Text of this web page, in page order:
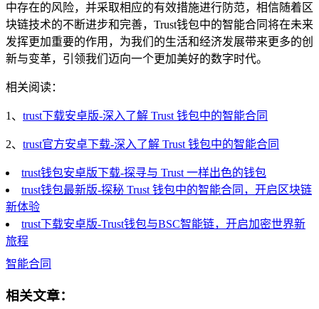
中存在的风险，并采取相应的有效措施进行防范，相信随着区
块链技术的不断进步和完善，Trust钱包中的智能合同将在未来
发挥更加重要的作用，为我们的生活和经济发展带来更多的创
新与变革，引领我们迈向一个更加美好的数字时代。
相关阅读：
1、 trust下载安卓版-深入了解 Trust 钱包中的智能合同
2、 trust官方安卓下载-深入了解 Trust 钱包中的智能合同
trust钱包安卓版下载-探寻与 Trust 一样出色的钱包
trust钱包最新版-探秘 Trust 钱包中的智能合同，开启区块链
新体验
trust下载安卓版-Trust钱包与BSC智能链，开启加密世界新
旅程
智能合同
相关文章：